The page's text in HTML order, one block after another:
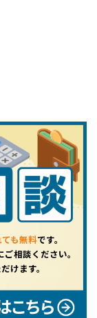
も無料です。
相談ください。
けます。
こちら